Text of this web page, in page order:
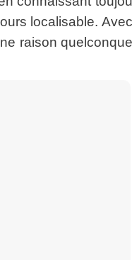
localisable.
raison